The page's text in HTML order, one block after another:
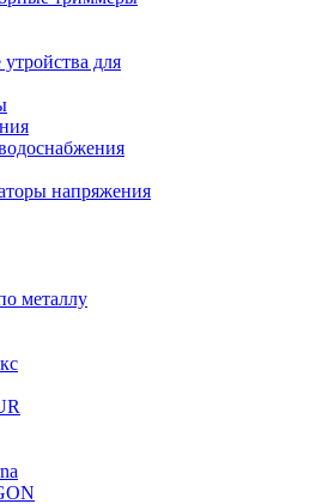
для
напряжения
металлу